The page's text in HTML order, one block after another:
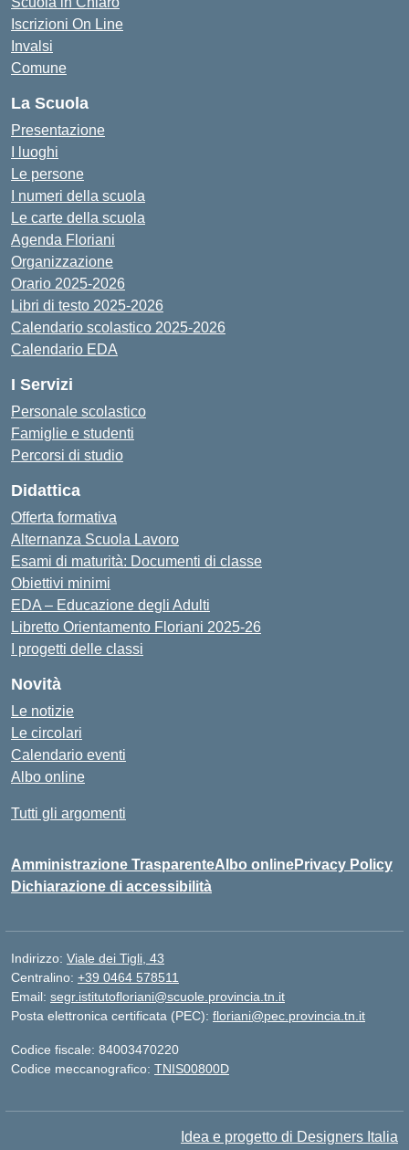
Iscrizioni On Line
Invalsi
Comune
La Scuola
Presentazione
I luoghi
Le persone
I numeri della scuola
Le carte della scuola
Agenda Floriani
Organizzazione
Orario 2025-2026
Libri di testo 2025-2026
Calendario scolastico 2025-2026
Calendario EDA
I Servizi
Personale scolastico
Famiglie e studenti
Percorsi di studio
Didattica
Offerta formativa
Alternanza Scuola Lavoro
Esami di maturità: Documenti di classe
Obiettivi minimi
EDA – Educazione degli Adulti
Libretto Orientamento Floriani 2025-26
I progetti delle classi
Novità
Le notizie
Le circolari
Calendario eventi
Albo online
Tutti gli argomenti
Amministrazione TrasparenteAlbo onlinePrivacy Policy
Dichiarazione di accessibilità
Indirizzo: Viale dei Tigli, 43
Centralino: +39 0464 578511
Email: segr.istitutofloriani@scuole.provincia.tn.it
Posta elettronica certificata (PEC): floriani@pec.provincia.tn.it
Codice fiscale: 84003470220
Codice meccanografico: TNIS00800D
Idea e progetto di Designers Italia